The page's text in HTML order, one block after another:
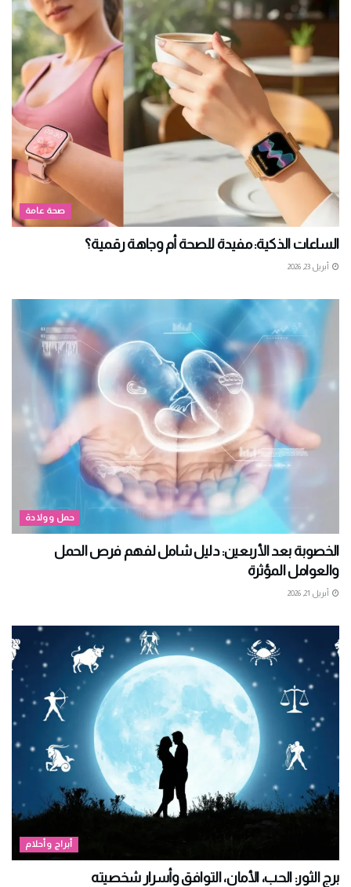
صحة عامة
الساعات الذكية: مفيدة للصحة أم وجاهة رقمية؟
أبريل 23, 2026
حمل وولادة
الخصوبة بعد الأربعين: دليل شامل لفهم فرص الحمل
والعوامل المؤثرة
أبريل 21, 2026
أبراج وأحلام
برج الثور: الحب، الأمان، التوافق وأسرار شخصيته